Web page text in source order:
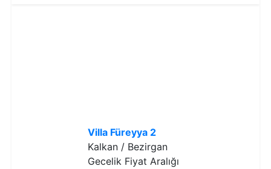
Villa Füreyya 2
Kalkan / Bezirgan
Gecelik Fiyat Aralığı